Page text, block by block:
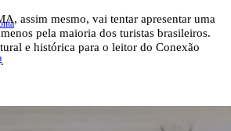
assim mesmo, vai tentar apresentar uma
pela maioria dos turistas brasileiros.
e histórica para o leitor do Conexão